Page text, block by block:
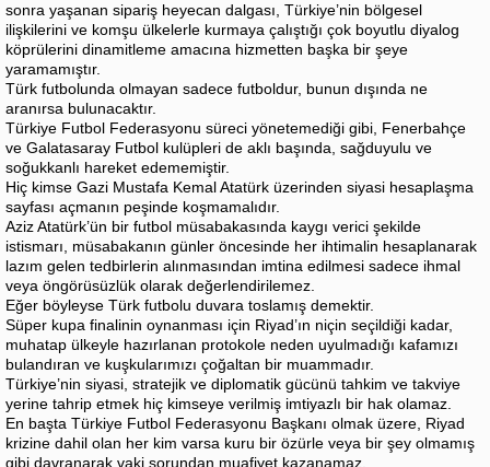
sonra yaşanan sipariş heyecan dalgası, Türkiye’nin bölgesel
ilişkilerini ve komşu ülkelerle kurmaya çalıştığı çok boyutlu diyalog
köprülerini dinamitleme amacına hizmetten başka bir şeye
yaramamıştır.
Türk futbolunda olmayan sadece futboldur, bunun dışında ne
aranırsa bulunacaktır.
Türkiye Futbol Federasyonu süreci yönetemediği gibi, Fenerbahçe
ve Galatasaray Futbol kulüpleri de aklı başında, sağduyulu ve
soğukkanlı hareket edememiştir.
Hiç kimse Gazi Mustafa Kemal Atatürk üzerinden siyasi hesaplaşma
sayfası açmanın peşinde koşmamalıdır.
Aziz Atatürk’ün bir futbol müsabakasında kaygı verici şekilde
istismarı, müsabakanın günler öncesinde her ihtimalin hesaplanarak
lazım gelen tedbirlerin alınmasından imtina edilmesi sadece ihmal
veya öngörüsüzlük olarak değerlendirilemez.
Eğer böyleyse Türk futbolu duvara toslamış demektir.
Süper kupa finalinin oynanması için Riyad’ın niçin seçildiği kadar,
muhatap ülkeyle hazırlanan protokole neden uyulmadığı kafamızı
bulandıran ve kuşkularımızı çoğaltan bir muammadır.
Türkiye’nin siyasi, stratejik ve diplomatik gücünü tahkim ve takviye
yerine tahrip etmek hiç kimseye verilmiş imtiyazlı bir hak olamaz.
En başta Türkiye Futbol Federasyonu Başkanı olmak üzere, Riyad
krizine dahil olan her kim varsa kuru bir özürle veya bir şey olmamış
gibi davranarak vaki sorundan muafiyet kazanamaz.